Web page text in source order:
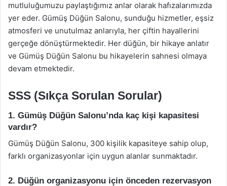
mutluluğumuzu paylaştığımız anlar olarak hafızalarımızda
yer eder. Gümüş Düğün Salonu, sunduğu hizmetler, eşsiz
atmosferi ve unutulmaz anlarıyla, her çiftin hayallerini
gerçeğe dönüştürmektedir. Her düğün, bir hikaye anlatır
ve Gümüş Düğün Salonu bu hikayelerin sahnesi olmaya
devam etmektedir.
SSS (Sıkça Sorulan Sorular)
1. Gümüş Düğün Salonu’nda kaç kişi kapasitesi
vardır?
Gümüş Düğün Salonu, 300 kişilik kapasiteye sahip olup,
farklı organizasyonlar için uygun alanlar sunmaktadır.
2. Düğün organizasyonu için önceden rezervasyon